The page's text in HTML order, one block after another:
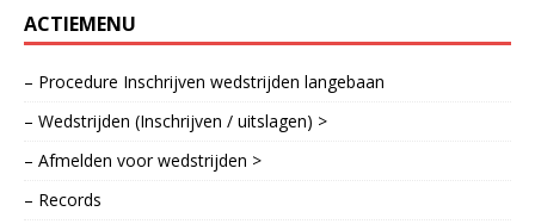
ACTIEMENU
– Procedure Inschrijven wedstrijden langebaan
– Wedstrijden (Inschrijven / uitslagen) >
– Afmelden voor wedstrijden >
– Records